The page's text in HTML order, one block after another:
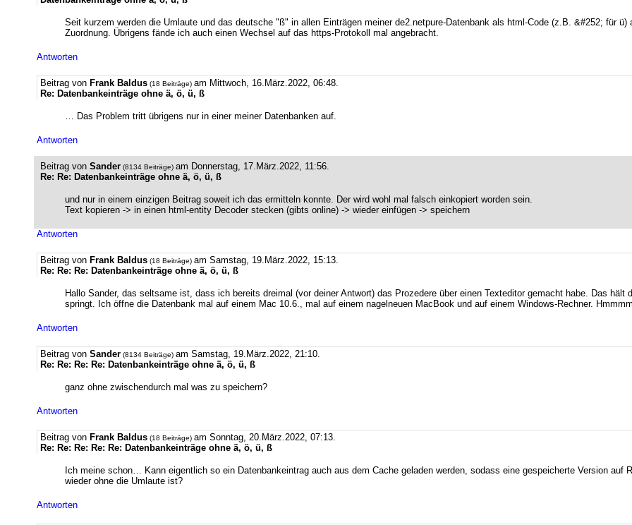
Seit kurzem werden die Umlaute und das deutsche "ß" in allen Einträgen meiner de2.netpure-Datenbank als html-Code (z.B. &#252; für
Zuordnung. Übrigens fände ich auch einen Wechsel auf das https-Protokoll mal angebracht.
Antworten
Beitrag von Frank Baldus (18 Beiträge) am Mittwoch, 16.März.2022, 06:48.
Re: Datenbankeinträge ohne ä, ö, ü, ß
… Das Problem tritt übrigens nur in einer meiner Datenbanken auf.
Antworten
Beitrag von Sander (8134 Beiträge) am Donnerstag, 17.März.2022, 11:56.
Re: Re: Datenbankeinträge ohne ä, ö, ü, ß
und nur in einem einzigen Beitrag soweit ich das ermitteln konnte. Der wird wohl mal falsch einkopiert worden sein.
Text kopieren -> in einen html-entity Decoder stecken (gibts online) -> wieder einfügen -> speichern
Antworten
Beitrag von Frank Baldus (18 Beiträge) am Samstag, 19.März.2022, 15:13.
Re: Re: Re: Datenbankeinträge ohne ä, ö, ü, ß
Hallo Sander, das seltsame ist, dass ich bereits dreimal (vor deiner Antwort) das Prozedere über einen Texteditor gemacht habe. Das
springt. Ich öffne die Datenbank mal auf einem Mac 10.6., mal auf einem nagelneuen MacBook und auf einem Windows-Rechner.
Antworten
Beitrag von Sander (8134 Beiträge) am Samstag, 19.März.2022, 21:10.
Re: Re: Re: Re: Datenbankeinträge ohne ä, ö, ü, ß
ganz ohne zwischendurch mal was zu speichern?
Antworten
Beitrag von Frank Baldus (18 Beiträge) am Sonntag, 20.März.2022, 07:13.
Re: Re: Re: Re: Re: Datenbankeinträge ohne ä, ö, ü, ß
Ich meine schon… Kann eigentlich so ein Datenbankeintrag auch aus dem Cache geladen werden, sodass eine gespeicherte Version auf
wieder ohne die Umlaute ist?
Antworten